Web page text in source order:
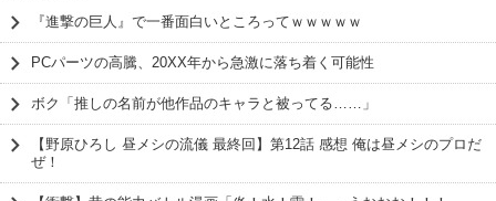
『進撃の巨人』で一番面白いところってｗｗｗｗｗ
PCパーツの高騰、20XX年から急激に落ち着く可能性
ボク「推しの名前が他作品のキャラと被ってる……」
【野原ひろし 昼メシの流儀 最終回】第12話 感想 俺は昼メシのプロだ
ぜ！